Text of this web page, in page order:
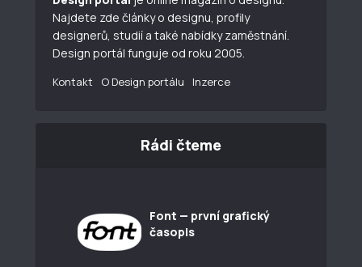
Najdete zde články o designu, profily
designerů, studií a také nabídky zaměstnání.
Design portál funguje od roku 2005.
Kontakt O Design portálu Inzerce
Rádi čteme
Font — první grafický
časopis